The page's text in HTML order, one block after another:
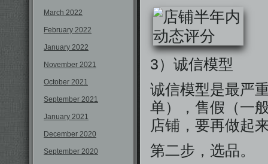
March 2022
February 2022
January 2022
November 2021
October 2021
September 2021
January 2021
December 2020
September 2020
3）诚信模型
诚信模型是最严
单），售假（一
店铺，要再做起
第二步，选品。